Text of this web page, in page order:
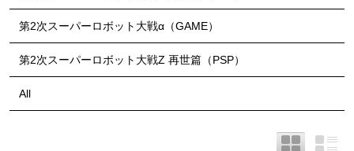
第2次スーパーロボット大戦α（GAME）
第2次スーパーロボット大戦Z 再世篇（PSP）
All